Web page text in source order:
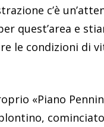
c’è
quest’area e
le condizioni di
«Piano